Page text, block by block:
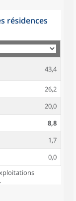
résidences
43,4
26,2
20,0
8,8
1,7
0,0